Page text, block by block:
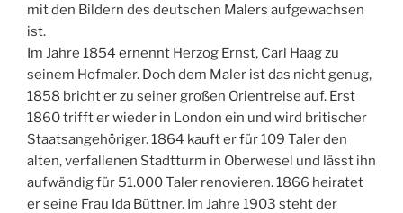
mit den Bildern des deutschen Malers aufgewachsen
ist.
Im Jahre 1854 ernennt Herzog Ernst, Carl Haag zu
seinem Hofmaler. Doch dem Maler ist das nicht genug,
1858 bricht er zu seiner großen Orientreise auf. Erst
1860 trifft er wieder in London ein und wird britischer
Staatsangehöriger. 1864 kauft er für 109 Taler den
alten, verfallenen Stadtturm in Oberwesel und lässt ihn
aufwändig für 51.000 Taler renovieren. 1866 heiratet
er seine Frau Ida Büttner. Im Jahre 1903 steht der